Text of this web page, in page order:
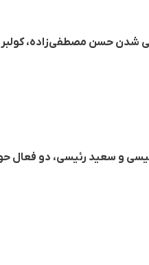
شدن حسن مصطفی‌زاده،
رئیسی، دو فعال حوزه زبان بلوچی به ۴۳